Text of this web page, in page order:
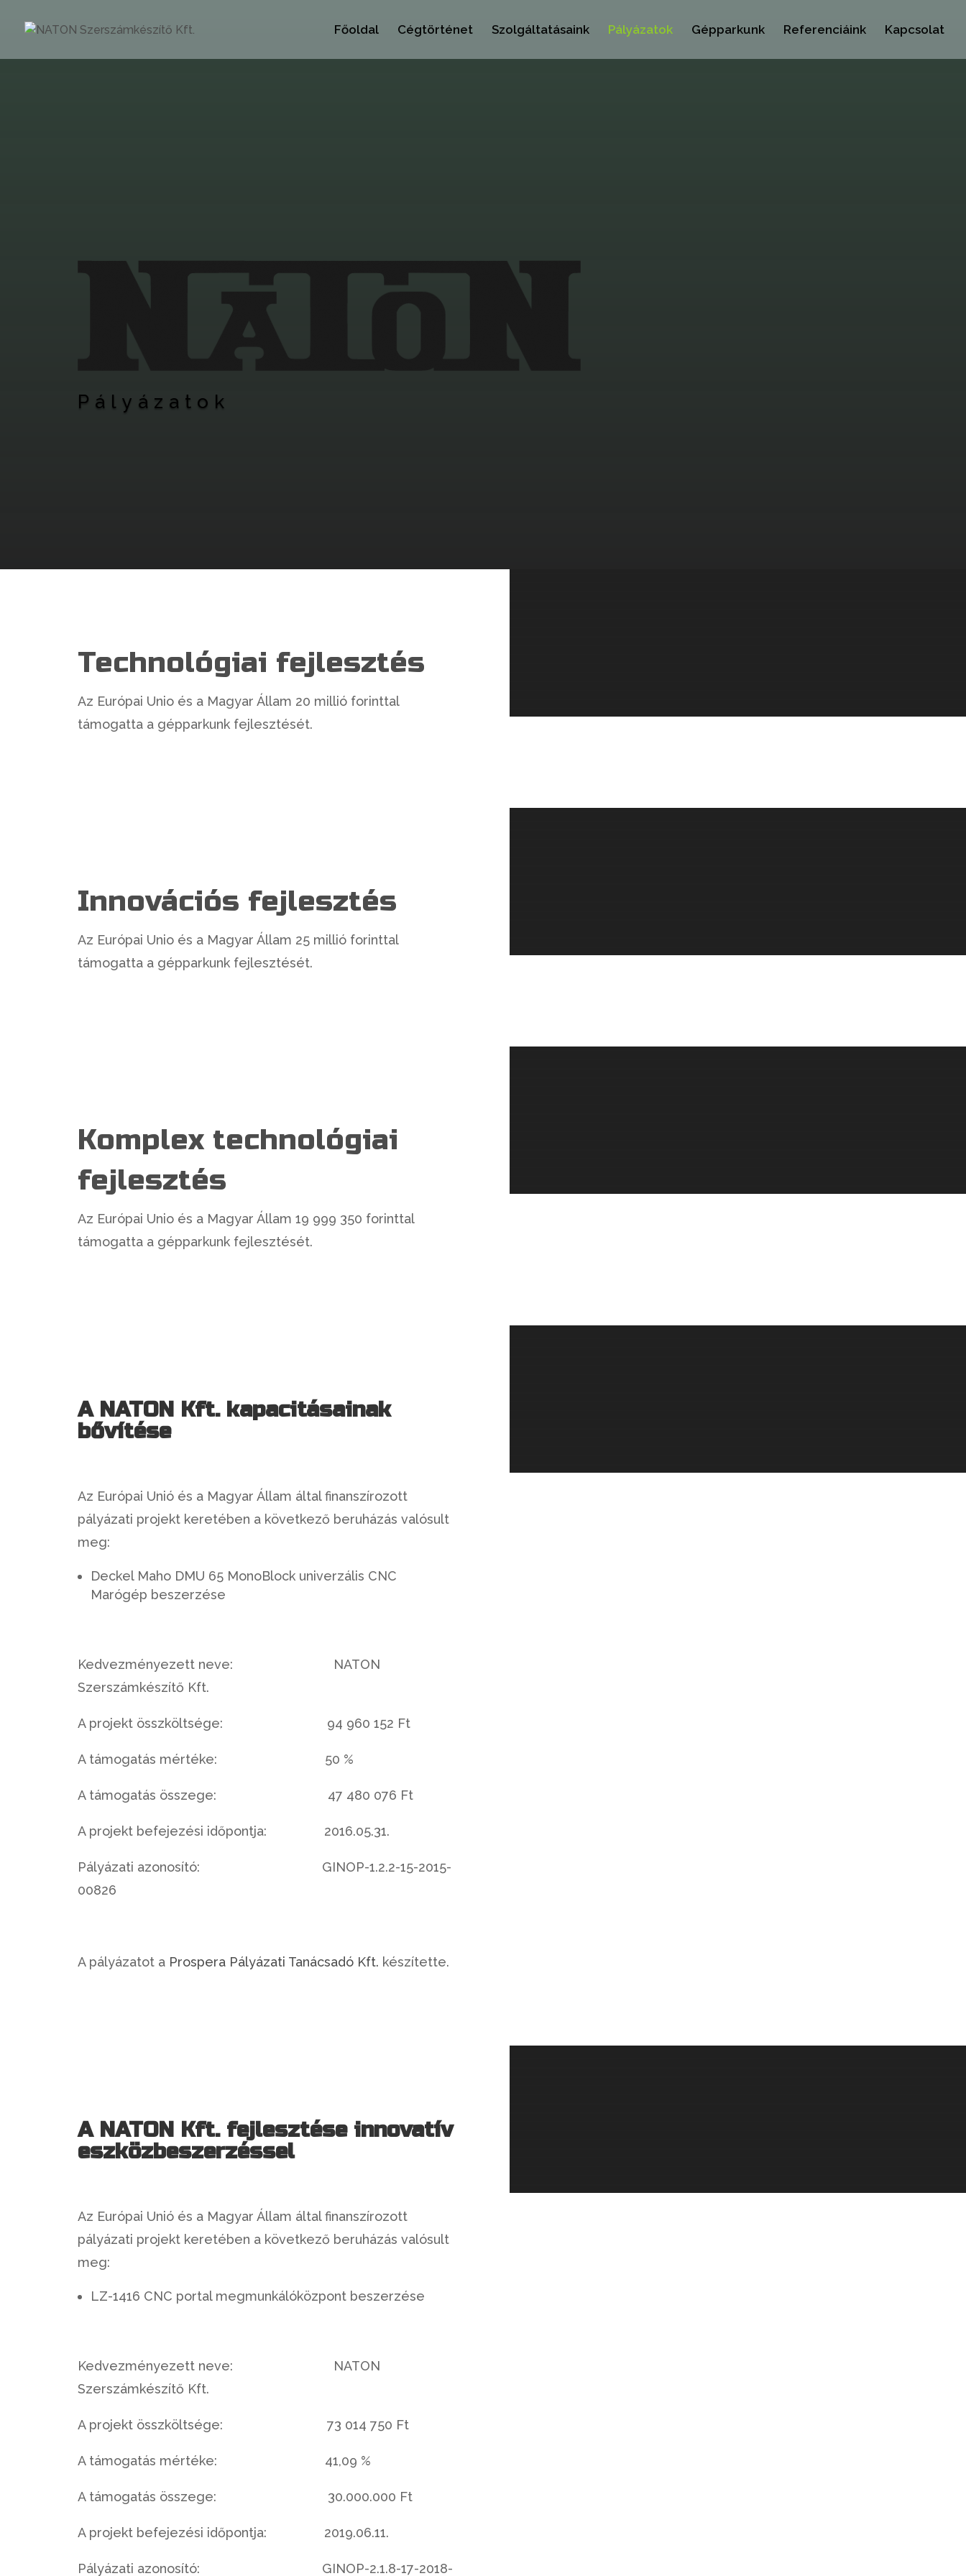
Főoldal Cégtörténet Szolgáltatásaink Pályázatok Gépparkunk Referenciáink Kapcsolat
Pályázatok
Technológiai fejlesztés
Az Európai Unio és a Magyar Állam 20 millió forinttal
támogatta a gépparkunk fejlesztését.
Innovációs fejlesztés
Az Európai Unio és a Magyar Állam 25 millió forinttal
támogatta a gépparkunk fejlesztését.
Komplex technológiai
fejlesztés
Az Európai Unio és a Magyar Állam 19 999 350 forinttal
támogatta a gépparkunk fejlesztését.
A NATON Kft. kapacitásainak
bővítése
Az Európai Unió és a Magyar Állam által finanszírozott
pályázati projekt keretében a következő beruházás valósult
meg:
Deckel Maho DMU 65 MonoBlock univerzális CNC
Marógép beszerzése
Kedvezményezett neve: NATON
Szerszámkészítő Kft.
A projekt összköltsége: 94 960 152 Ft
A támogatás mértéke: 50 %
A támogatás összege: 47 480 076 Ft
A projekt befejezési időpontja: 2016.05.31.
Pályázati azonosító: GINOP-1.2.2-15-2015-
00826
A pályázatot a Prospera Pályázati Tanácsadó Kft. készítette.
A NATON Kft. fejlesztése innovatív
eszközbeszerzéssel
Az Európai Unió és a Magyar Állam által finanszírozott
pályázati projekt keretében a következő beruházás valósult
meg:
LZ-1416 CNC portal megmunkálóközpont beszerzése
Kedvezményezett neve: NATON
Szerszámkészítő Kft.
A projekt összköltsége: 73 014 750 Ft
A támogatás mértéke: 41,09 %
A támogatás összege: 30.000.000 Ft
A projekt befejezési időpontja: 2019.06.11.
Pályázati azonosító: GINOP-2.1.8-17-2018-